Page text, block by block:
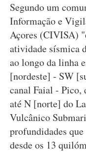
Segundo um
Informação e
Açores (CIVISA)
atividade sísmica
ao longo da linha
[nordeste] - SW
canal Faial - Pico,
até N [norte] do
Vulcânico
profundidades
desde os 13